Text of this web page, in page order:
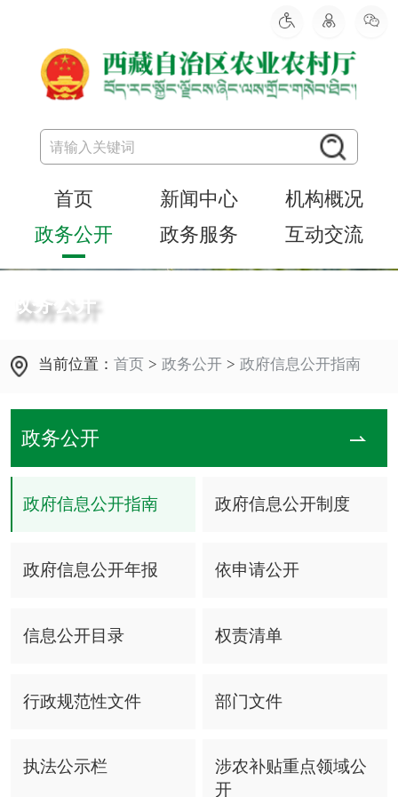
首页 新闻中心
机构概况
政务公开
政务服务 互动交流
政务公开
当前位置：首页 > 政务公开 > 政府信息公开指南
政务公开
政府信息公开指南 政府信息公开制度
政府信息公开年报 依申请公开
信息公开目录 权责清单
行政规范性文件 部门文件
执法公示栏
涉农补贴重点领域公
开